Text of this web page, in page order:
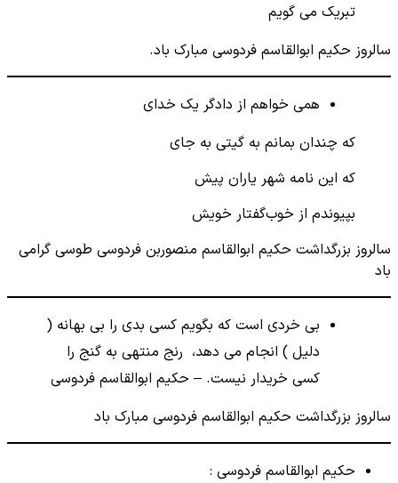
تبریک می گویم
سالروز حکیم ابوالقاسم فردوسی مبارک باد.
همی‌ خواهم از دادگر یک خدای
که چندان بمانم به گیتی به جای
که این نامه شهر یاران پیش
بپیوندم از خوب‌گفتار خویش
سالروز بزرگداشت حکیم ابوالقاسم منصوربن فردوسی طوسی گرامی
باد
بی خردی است که بگویم کسی بدی را بی بهانه (
دلیل ) انجام می دهد، رنج منتهی به گنج را
کسی خریدار نیست. – حکیم ابوالقاسم فردوسی
سالروز بزرگداشت حکیم ابوالقاسم فردوسی مبارک باد
حکیم ابوالقاسم فردوسی :